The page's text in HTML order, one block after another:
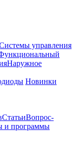
управления
Наружное
Новинки
СтатьиВопрос-
и программы